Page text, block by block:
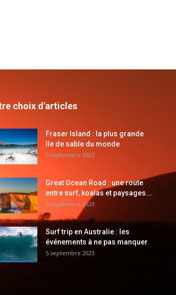
choix d'articles
Fraser Island : la plus grande
île de sable du monde
5 septembre 2023
Great Ocean Road : une route
entre surf, koalas et paysages...
5 septembre 2023
Surf trip en Australie : les
événements à ne pas manquer
5 septembre 2023